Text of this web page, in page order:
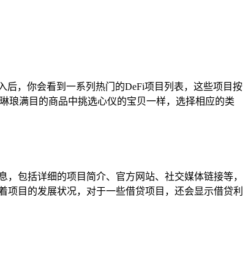
后，你会看到一系列热门的DeFi项目列表，这些项目按
琅满目的商品中挑选心仪的宝贝一样，选择相应的类
包括详细的项目简介、官方网站、社交媒体链接等，
目的发展状况，对于一些借贷项目，还会显示借贷利